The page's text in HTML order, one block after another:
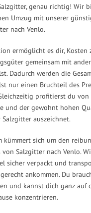
genau richtig! Wir
Umzug mit unserer
nach Venlo.
ermöglicht es dir, Kosten
gemeinsam mit
Dadurch werden die
nur einen Bruchteil des
profitierst du von
und der gewohnt hohen
Salzgitter auszeichnet.
kümmert sich um den
Salzgitter nach Venlo.
sicher verpackt und
ankommen. Du
und kannst dich ganz auf
konzentrieren.